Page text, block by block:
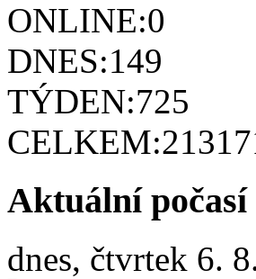
ONLINE:0
DNES:149
TÝDEN:725
CELKEM:
Aktuální počasí
dnes, čtvrtek 6.